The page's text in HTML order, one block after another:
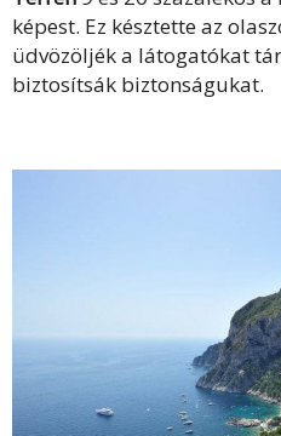
képest. Ez késztette az
üdvözöljék a látogatókat
biztosítsák biztonságukat.